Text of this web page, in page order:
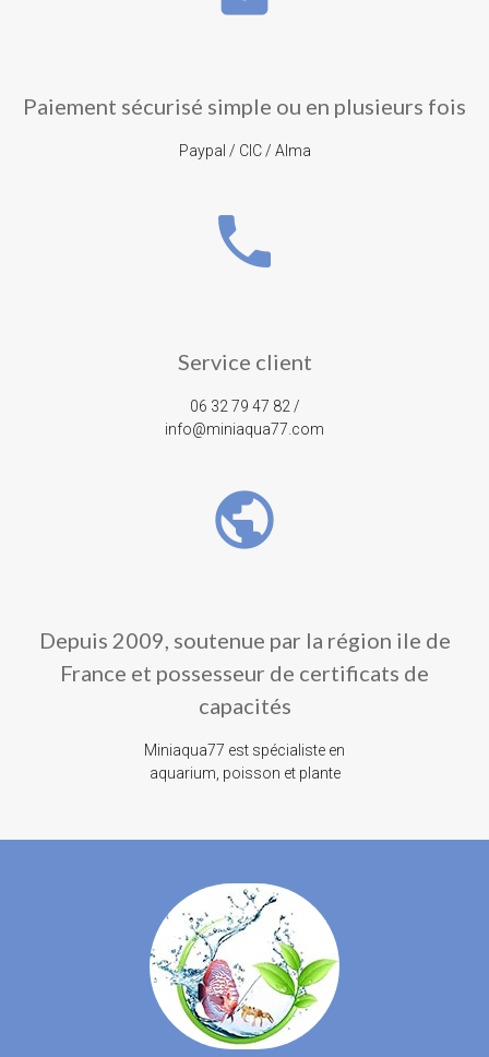
Paiement sécurisé simple ou en plusieurs fois
Paypal / CIC / Alma
phone
Service client
06 32 79 47 82 /
info@miniaqua77.com
public
Depuis 2009, soutenue par la région ile de
France et possesseur de certificats de
capacités
Miniaqua77 est spécialiste en
aquarium, poisson et plante